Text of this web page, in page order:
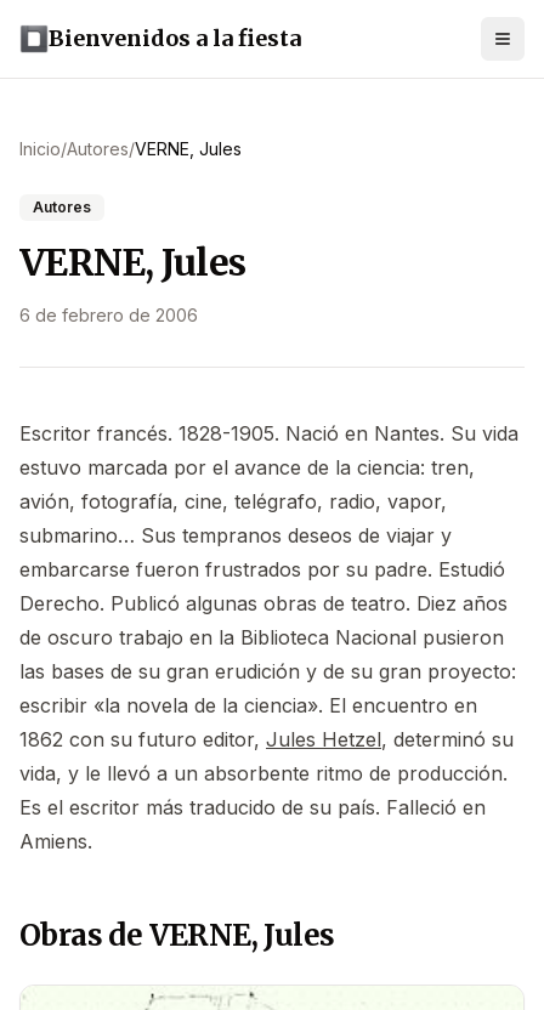
Bienvenidos a la fiesta
Inicio/Autores/VERNE, Jules
Autores
VERNE, Jules
6 de febrero de 2006
Escritor francés. 1828-1905. Nació en Nantes. Su vida
estuvo marcada por el avance de la ciencia: tren,
avión, fotografía, cine, telégrafo, radio, vapor,
submarino… Sus tempranos deseos de viajar y
embarcarse fueron frustrados por su padre. Estudió
Derecho. Publicó algunas obras de teatro. Diez años
de oscuro trabajo en la Biblioteca Nacional pusieron
las bases de su gran erudición y de su gran proyecto:
escribir «la novela de la ciencia». El encuentro en
1862 con su futuro editor, Jules Hetzel, determinó su
vida, y le llevó a un absorbente ritmo de producción.
Es el escritor más traducido de su país. Falleció en
Amiens.
Obras de VERNE, Jules